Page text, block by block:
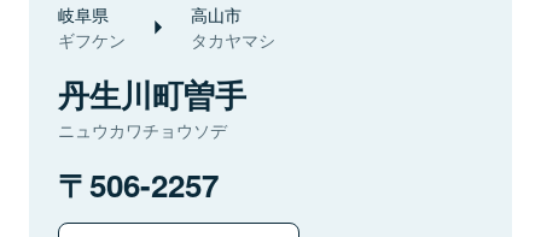
岐阜県
ギフケン
高山市
タカヤマシ
丹生川町曽手
ニュウカワチョウソデ
506-2257